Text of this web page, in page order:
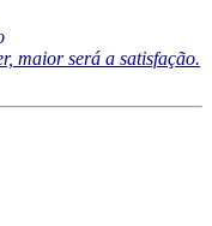
maior será a satisfação.